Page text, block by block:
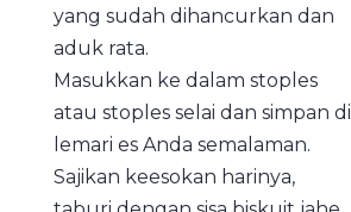
yang sudah dihancurkan dan
aduk rata.
Masukkan ke dalam stoples
atau stoples selai dan simpan di
lemari es Anda semalaman.
Sajikan keesokan harinya,